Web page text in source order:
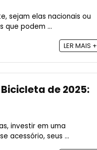
sejam elas nacionais ou
que podem ...
LER MAIS +
de 2025:
investir em uma
acessório, seus ...